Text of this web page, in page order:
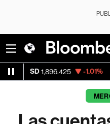
1,896.425 -1.01% Visa 368.54